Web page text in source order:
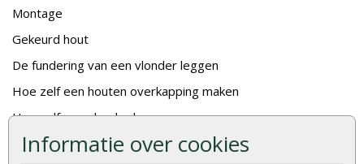
Informatie over cookies
Montage
Gekeurd hout
De fundering van een vlonder leggen
Hoe zelf een houten overkapping maken
Hoe zelf een vlonder leggen
Hoe betonpaal plaatsen